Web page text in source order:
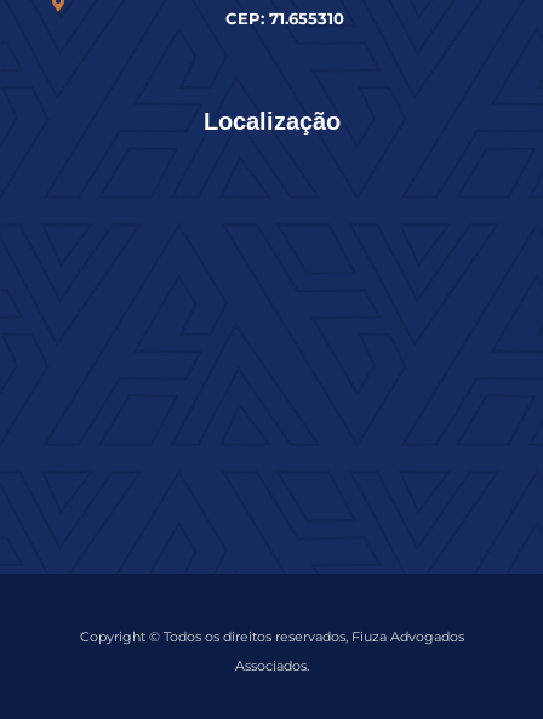
CEP: 71.655310
Localização
Copyright © Todos os direitos reservados, Fiuza Advogados
Associados.